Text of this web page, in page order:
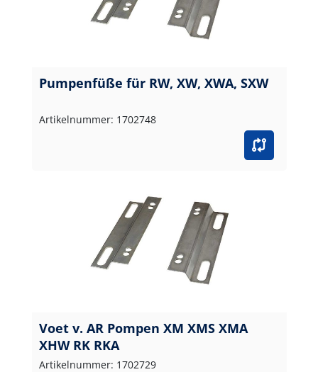
Pumpenfüße für RW, XW, XWA, SXW
Artikelnummer: 1702748
Voet v. AR Pompen XM XMS XMA
XHW RK RKA
Artikelnummer: 1702729